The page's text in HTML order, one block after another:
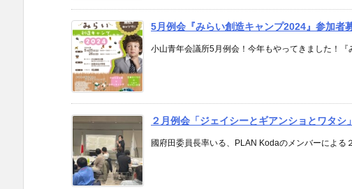
5月例会『みらい創造キャンプ2024』参加者
小山青年会議所5月例会！今年もやってきました！『
２月例会「ジェイシーとギアンショとワタシ
國府田委員長率いる、PLAN Kodaのメンバーによる